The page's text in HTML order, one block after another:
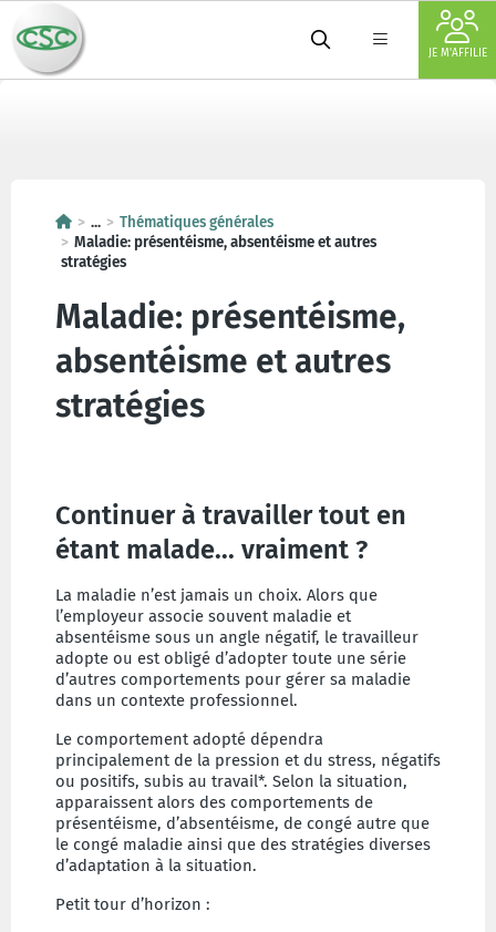
JE M'AFFILIE
...
Thématiques générales
Maladie: présentéisme, absentéisme et autres
stratégies
Maladie: présentéisme,
absentéisme et autres
stratégies
Continuer à travailler tout en
étant malade... vraiment ?
La maladie n’est jamais un choix. Alors que
l’employeur associe souvent maladie et
absentéisme sous un angle négatif, le travailleur
adopte ou est obligé d’adopter toute une série
d’autres comportements pour gérer sa maladie
dans un contexte professionnel.
Le comportement adopté dépendra
principalement de la pression et du stress, négatifs
ou positifs, subis au travail*. Selon la situation,
apparaissent alors des comportements de
présentéisme, d’absentéisme, de congé autre que
le congé maladie ainsi que des stratégies diverses
d’adaptation à la situation.
Petit tour d’horizon :